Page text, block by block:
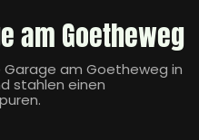
am Goetheweg
am Goetheweg in
stahlen einen